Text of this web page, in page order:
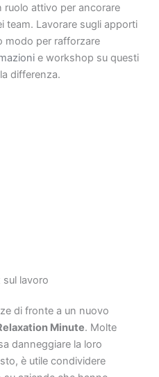
ruolo attivo per ancorare
team. Lavorare sugli apporti
modo per rafforzare
e workshop su questi
differenza.
sul lavoro
di fronte a un nuovo
Minute. Molte
danneggiare la loro
è utile condividere